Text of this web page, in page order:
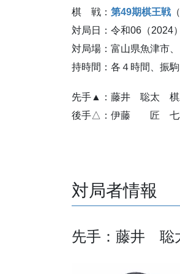
棋 戦： 第49期棋王戦
対局日：令和06（2024
対局場：富山県魚津市
持時間：各４時間、振駒
先手▲：藤井 聡太 棋
後手△：伊藤 匠 七
対局者情報
先手：藤井 聡